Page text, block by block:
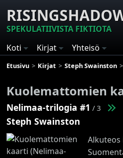
SPEKULATIIVISTA FIKTIOTA
Koti
Kirjat Yhteisö
Etusivu Kirjat Steph Swainston
Kuolemattomien
Nelimaa-trilogia #1 / 3
Steph Swainston
Alkuteos